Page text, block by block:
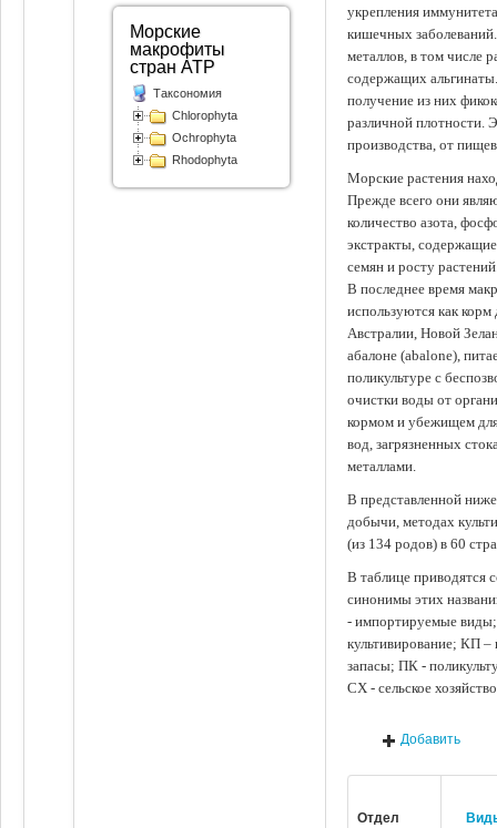
укрепления
кишечных
металлов, в том числе
содержащих
получение из них
различной плотности.
производства, от
Морские растения
Прежде всего они
количество азота,
экстракты,
семян и росту
В последнее время
используются как
Австралии, Новой
абалоне (abalone),
поликультуре с
очистки воды от
кормом и убежищем
вод, загрязненных
металлами.
В представленной
добычи, методах
(из 134 родов) в 60
В таблице приводятся
синонимы этих
- импортируемые
культивирование; КП
запасы; ПК -
СХ - сельское
Добавить
Отдел
Морские
макрофиты
стран АТР
Таксономия
Chlorophyta
Ochrophyta
Rhodophyta